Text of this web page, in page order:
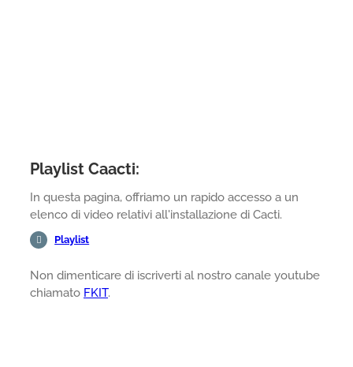
Playlist Caacti:
In questa pagina, offriamo un rapido accesso a un
elenco di video relativi all'installazione di Cacti.
Playlist
Non dimenticare di iscriverti al nostro canale youtube
chiamato FKIT.